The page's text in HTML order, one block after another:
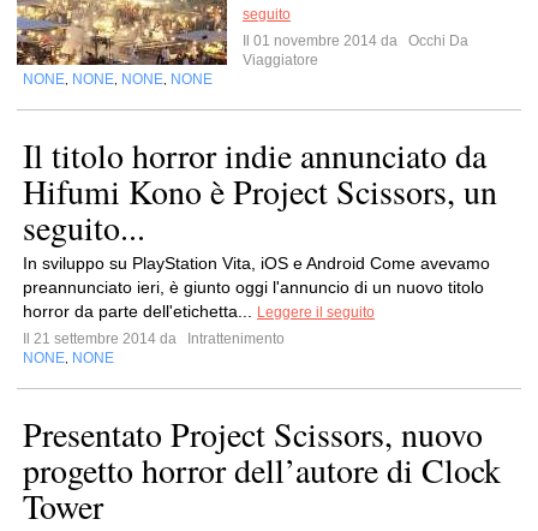
seguito
Il 01 novembre 2014 da
Occhi Da
Viaggiatore
NONE NONE NONE NONE
Il titolo horror indie annunciato da
Hifumi Kono è Project Scissors, un
seguito...
In sviluppo su PlayStation Vita, iOS e Android Come avevamo
preannunciato ieri, è giunto oggi l'annuncio di un nuovo titolo
horror da parte dell'etichetta...
Leggere il seguito
Il 21 settembre 2014 da
Intrattenimento
NONE NONE
Presentato Project Scissors, nuovo
progetto horror dell’autore di Clock
Tower